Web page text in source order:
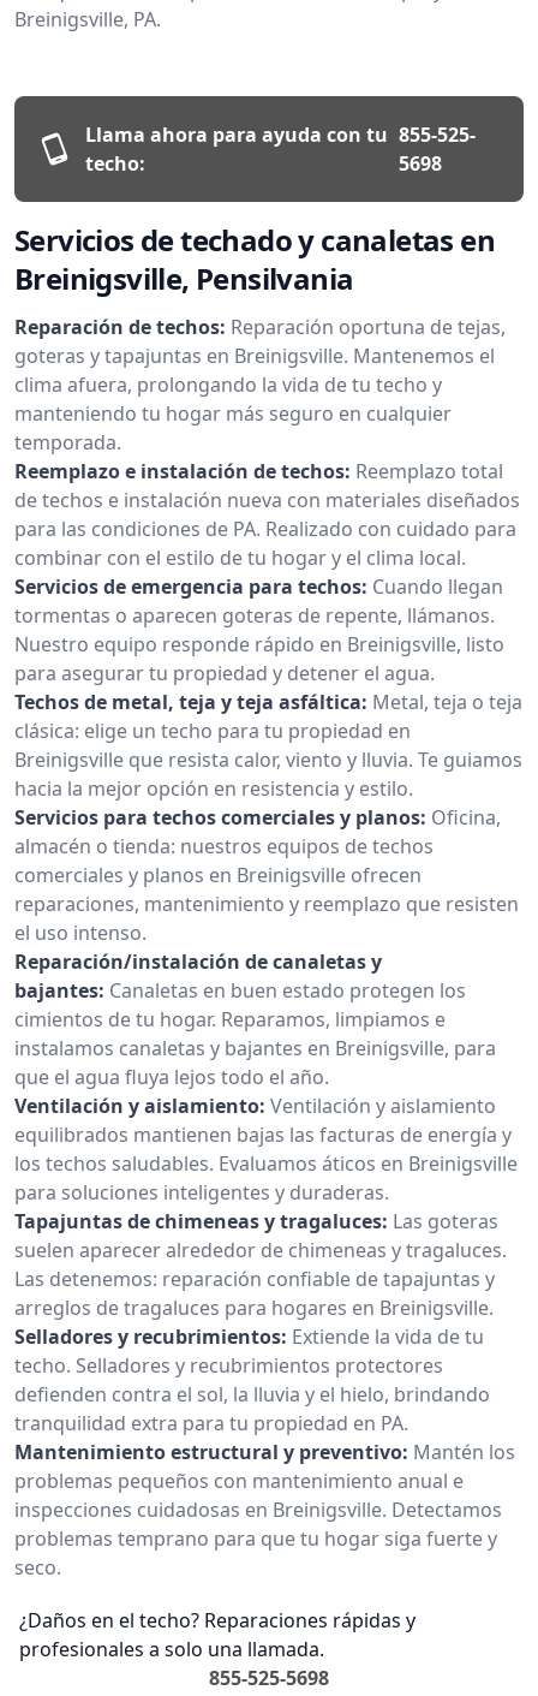
Breinigsville, PA.
Llama ahora para ayuda con tu
techo:
855-525-
5698
Servicios de techado y canaletas en
Breinigsville, Pensilvania
Reparación de techos: Reparación oportuna de tejas,
goteras y tapajuntas en Breinigsville. Mantenemos el
clima afuera, prolongando la vida de tu techo y
manteniendo tu hogar más seguro en cualquier
temporada.
Reemplazo e instalación de techos: Reemplazo total
de techos e instalación nueva con materiales diseñados
para las condiciones de PA. Realizado con cuidado para
combinar con el estilo de tu hogar y el clima local.
Servicios de emergencia para techos: Cuando llegan
tormentas o aparecen goteras de repente, llámanos.
Nuestro equipo responde rápido en Breinigsville, listo
para asegurar tu propiedad y detener el agua.
Techos de metal, teja y teja asfáltica: Metal, teja o teja
clásica: elige un techo para tu propiedad en
Breinigsville que resista calor, viento y lluvia. Te guiamos
hacia la mejor opción en resistencia y estilo.
Servicios para techos comerciales y planos: Oficina,
almacén o tienda: nuestros equipos de techos
comerciales y planos en Breinigsville ofrecen
reparaciones, mantenimiento y reemplazo que resisten
el uso intenso.
Reparación/instalación de canaletas y
bajantes: Canaletas en buen estado protegen los
cimientos de tu hogar. Reparamos, limpiamos e
instalamos canaletas y bajantes en Breinigsville, para
que el agua fluya lejos todo el año.
Ventilación y aislamiento: Ventilación y aislamiento
equilibrados mantienen bajas las facturas de energía y
los techos saludables. Evaluamos áticos en Breinigsville
para soluciones inteligentes y duraderas.
Tapajuntas de chimeneas y tragaluces: Las goteras
suelen aparecer alrededor de chimeneas y tragaluces.
Las detenemos: reparación confiable de tapajuntas y
arreglos de tragaluces para hogares en Breinigsville.
Selladores y recubrimientos: Extiende la vida de tu
techo. Selladores y recubrimientos protectores
defienden contra el sol, la lluvia y el hielo, brindando
tranquilidad extra para tu propiedad en PA.
Mantenimiento estructural y preventivo: Mantén los
problemas pequeños con mantenimiento anual e
inspecciones cuidadosas en Breinigsville. Detectamos
problemas temprano para que tu hogar siga fuerte y
seco.
¿Daños en el techo? Reparaciones rápidas y
profesionales a solo una llamada.
855-525-5698